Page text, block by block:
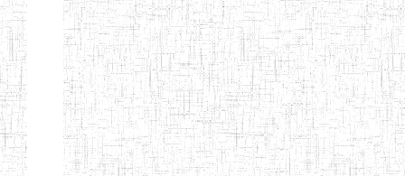
COLLEGE
CHRIST THE
KING TEACHER
TRAINING
COLLEGE
04/08/2010 ENIEG